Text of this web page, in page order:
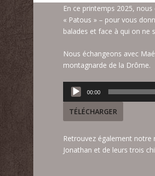
En ce printemps 2025,
« Patous » – pour vous
balades et face à qui on
Nous échangeons avec
montagnarde de la Drôme.
Lecteur
audio
00:00
TÉLÉCHARGER
Retrouvez également notre
Jonathan et de leurs trois